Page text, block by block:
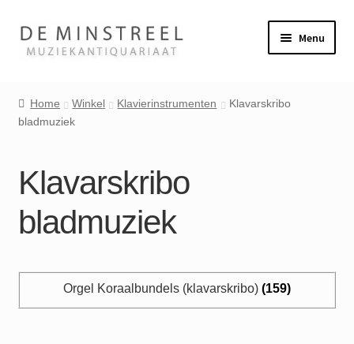
Ga
door
Ga
naar
Menu
Contact
Winkel
Home Winkel Klavierinstrumenten
Klavarskribo
bladmuziek
Klavarskribo
bladmuziek
Orgel Koraalbundels (klavarskribo) (159)